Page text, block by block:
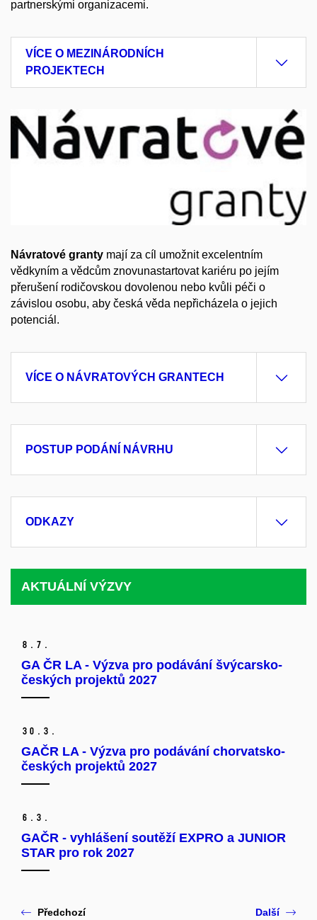
partnerskými organizacemi.
VÍCE O MEZINÁRODNÍCH
PROJEKTECH
Návratové granty mají za cíl umožnit excelentním
vědkyním a vědcům znovunastartovat kariéru po jejím
přerušení rodičovskou dovolenou nebo kvůli péči o
závislou osobu, aby česká věda nepřicházela o jejich
potenciál.
VÍCE O NÁVRATOVÝCH GRANTECH
POSTUP PODÁNÍ NÁVRHU
ODKAZY
AKTUÁLNÍ VÝZVY
8. 7.
GA ČR LA - Výzva pro podávání švýcarsko-
českých projektů 2027
30. 3.
GAČR LA - Výzva pro podávání chorvatsko-
českých projektů 2027
6. 3.
GAČR - vyhlášení soutěží EXPRO a JUNIOR
STAR pro rok 2027
Předchozí Další